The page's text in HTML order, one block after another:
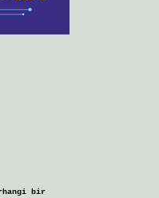
bir